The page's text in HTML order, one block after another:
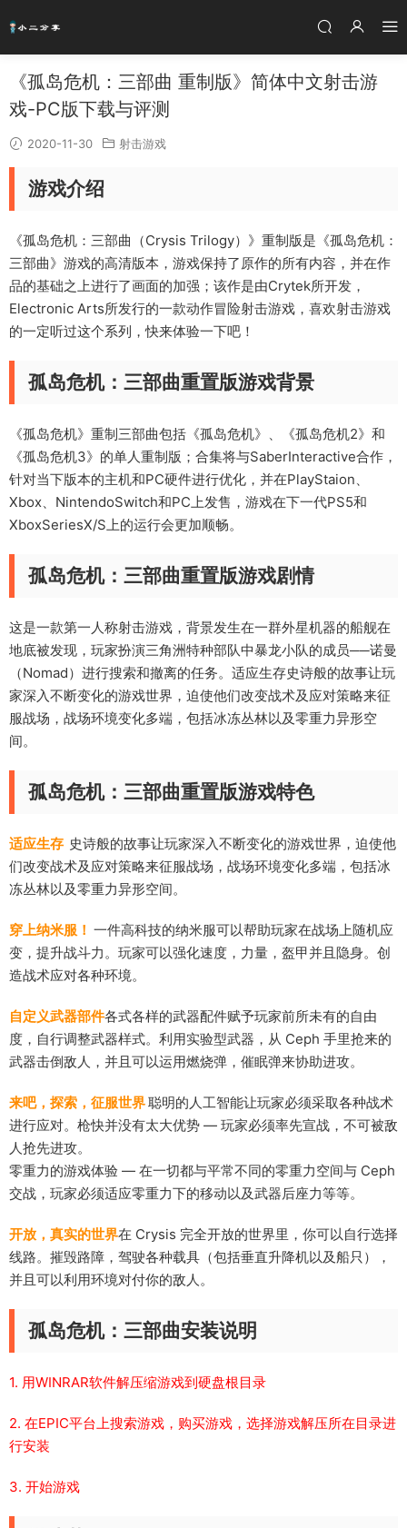
《孤岛危机：三部曲 重制版》简体中文射击游
戏-PC版下载与评测
2020-11-30 射击游戏
游戏介绍
《孤岛危机：三部曲（Crysis Trilogy）》重制版是《孤岛危机：
三部曲》游戏的高清版本，游戏保持了原作的所有内容，并在作
品的基础之上进行了画面的加强；该作是由Crytek所开发，
Electronic Arts所发行的一款动作冒险射击游戏，喜欢射击游戏
的一定听过这个系列，快来体验一下吧！
孤岛危机：三部曲重置版游戏背景
《孤岛危机》重制三部曲包括《孤岛危机》、《孤岛危机2》和
《孤岛危机3》的单人重制版；合集将与SaberInteractive合作，
针对当下版本的主机和PC硬件进行优化，并在PlayStaion、
Xbox、NintendoSwitch和PC上发售，游戏在下一代PS5和
XboxSeriesX/S上的运行会更加顺畅。
孤岛危机：三部曲重置版游戏剧情
这是一款第一人称射击游戏，背景发生在一群外星机器的船舰在
地底被发现，玩家扮演三角洲特种部队中暴龙小队的成员──诺曼
（Nomad）进行搜索和撤离的任务。适应生存史诗般的故事让玩
家深入不断变化的游戏世界，迫使他们改变战术及应对策略来征
服战场，战场环境变化多端，包括冰冻丛林以及零重力异形空
间。
孤岛危机：三部曲重置版游戏特色
适应生存 史诗般的故事让玩家深入不断变化的游戏世界，迫使他
们改变战术及应对策略来征服战场，战场环境变化多端，包括冰
冻丛林以及零重力异形空间。
穿上纳米服！ 一件高科技的纳米服可以帮助玩家在战场上随机应
变，提升战斗力。玩家可以强化速度，力量，盔甲并且隐身。创
造战术应对各种环境。
自定义武器部件各式各样的武器配件赋予玩家前所未有的自由
度，自行调整武器样式。利用实验型武器，从 Ceph 手里抢来的
武器击倒敌人，并且可以运用燃烧弹，催眠弹来协助进攻。
来吧，探索，征服世界聪明的人工智能让玩家必须采取各种战术
进行应对。枪快并没有太大优势 — 玩家必须率先宣战，不可被敌
人抢先进攻。
零重力的游戏体验 — 在一切都与平常不同的零重力空间与 Ceph
交战，玩家必须适应零重力下的移动以及武器后座力等等。
开放，真实的世界在 Crysis 完全开放的世界里，你可以自行选择
线路。摧毁路障，驾驶各种载具（包括垂直升降机以及船只），
并且可以利用环境对付你的敌人。
孤岛危机：三部曲安装说明
1. 用WINRAR软件解压缩游戏到硬盘根目录
2. 在EPIC平台上搜索游戏，购买游戏，选择游戏解压所在目录进
行安装
3. 开始游戏